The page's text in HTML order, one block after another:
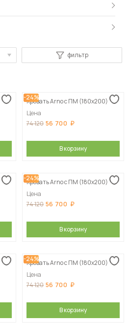
фильтр
-24%
Кровать Arno с ПМ (180х200)
Цена
74 120 56 700
В корзину
-24%
Кровать Arno с ПМ (180х200)
Цена
74 120 56 700
В корзину
-24%
Кровать Arno с ПМ (180х200)
Цена
74 120 56 700
В корзину